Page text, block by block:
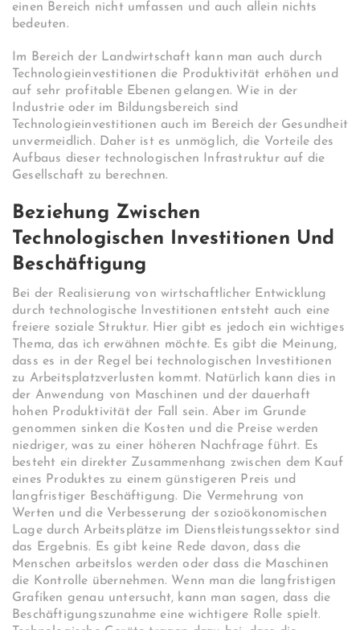
einen Bereich nicht umfassen und auch allein nichts
bedeuten.
Im Bereich der Landwirtschaft kann man auch durch
Technologieinvestitionen die Produktivität erhöhen und
auf sehr profitable Ebenen gelangen. Wie in der
Industrie oder im Bildungsbereich sind
Technologieinvestitionen auch im Bereich der Gesundheit
unvermeidlich. Daher ist es unmöglich, die Vorteile des
Aufbaus dieser technologischen Infrastruktur auf die
Gesellschaft zu berechnen.
Beziehung Zwischen
Technologischen Investitionen Und
Beschäftigung
Bei der Realisierung von wirtschaftlicher Entwicklung
durch technologische Investitionen entsteht auch eine
freiere soziale Struktur. Hier gibt es jedoch ein wichtiges
Thema, das ich erwähnen möchte. Es gibt die Meinung,
dass es in der Regel bei technologischen Investitionen
zu Arbeitsplatzverlusten kommt. Natürlich kann dies in
der Anwendung von Maschinen und der dauerhaft
hohen Produktivität der Fall sein. Aber im Grunde
genommen sinken die Kosten und die Preise werden
niedriger, was zu einer höheren Nachfrage führt. Es
besteht ein direkter Zusammenhang zwischen dem Kauf
eines Produktes zu einem günstigeren Preis und
langfristiger Beschäftigung. Die Vermehrung von
Werten und die Verbesserung der sozioökonomischen
Lage durch Arbeitsplätze im Dienstleistungssektor sind
das Ergebnis. Es gibt keine Rede davon, dass die
Menschen arbeitslos werden oder dass die Maschinen
die Kontrolle übernehmen. Wenn man die langfristigen
Grafiken genau untersucht, kann man sagen, dass die
Beschäftigungszunahme eine wichtigere Rolle spielt.